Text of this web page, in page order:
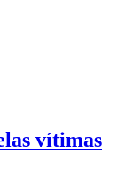
vítimas